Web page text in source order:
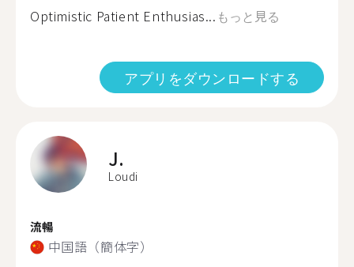
Optimistic Patient Enthusias... もっと見る
アプリをダウンロードする
J.
Loudi
流暢
中国語（簡体字）